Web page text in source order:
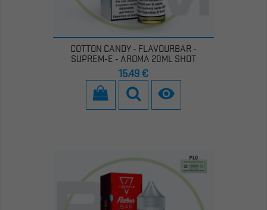
COTTON CANDY - FLAVOURBAR -
SUPREM-E - AROMA 20ML SHOT
Prezzo
15,49 €
